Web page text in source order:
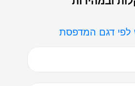
לפי דגם המדפסת